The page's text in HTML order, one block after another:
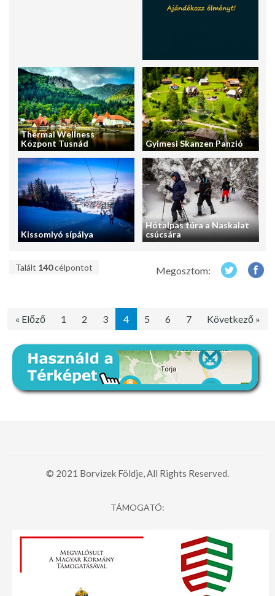
Thermal Wellness
Központ Tusnád
Gyimesi Skanzen Panzió
Kissomlyó sípálya
Hótalpas túra a Naskalat
csúcsára
Talált 140célpontot Megosztom:
« Előző 1 2 3 4 5 6 7 Következő »
© 2021 Borvizek Földje, All Rights Reserved.
TÁMOGATÓ: